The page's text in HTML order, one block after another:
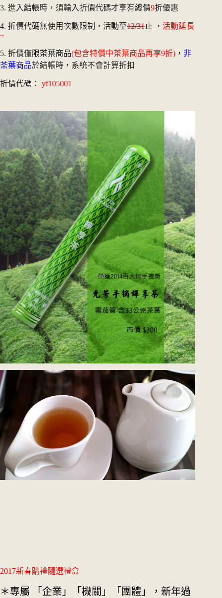
3. 進入結帳時，須輸入折價代碼才享有總價9折優惠
4. 折價代碼無使用次數限制，活動至12/31止 ， 活動延長
~
5. 折價僅限茶葉商品(包含特價中茶葉商品再享9折) ， 非
茶葉商品於結帳時，系統不會計算折扣
折價代碼： yf105001
2017新春購禮隨選禮盒
＊專屬 「企業」「機關」「團體」，新年過